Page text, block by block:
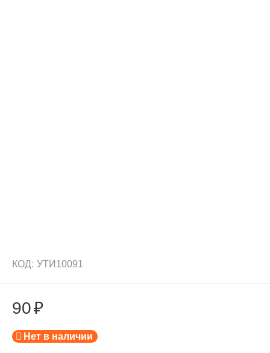
КОД: УТИ10091
90₽
Нет в наличии